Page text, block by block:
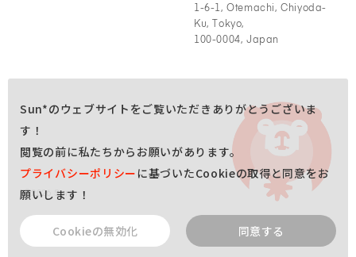
Contact
ご相談はこちら
Sun*のウェブサイトをご覧いただきありがとうございま
す！
閲覧の前に私たちからお願いがあります。
プライバシーポリシーに基づいたCookieの取得と同意をお
願いします！
同意する
Cookieの無効化
©2026 Sun*
1-6-1, Otemachi, Chiyoda-
Ku, Tokyo,
100-0004, Japan